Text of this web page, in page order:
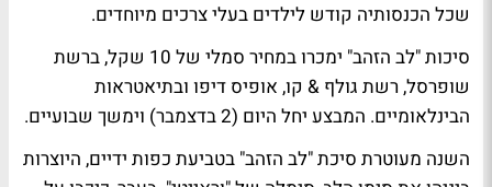
שכל הכנסותיה קודש לילדים בעלי צרכים מיוחדים.
סיכות "לב הזהב" ימכרו במחיר סמלי של 10 שקל, ברשת
שופרסל, רשת גולף & קו, אופיס דיפו ובתיאטראות
הבינלאומיים. המבצע יחל היום (2 בדצמבר) וימשך שבועיים.
השנה מעוטרת סיכת "לב הזהב" בטביעת כפות ידיים, היוצרות